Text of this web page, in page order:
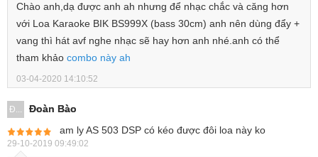
Chào anh,dạ được anh ah nhưng để nhạc chắc và căng hơn
với Loa Karaoke BIK BS999X (bass 30cm) anh nên dùng đẩy +
vang thì hát avf nghe nhạc sẽ hay hơn anh nhé.anh có thể
tham khảo combo này ah
03-04-2020 14:10:52
Đ...
Đoàn Bào
am ly AS 503 DSP có kéo được đôi loa này ko
29-10-2019 09:49:02